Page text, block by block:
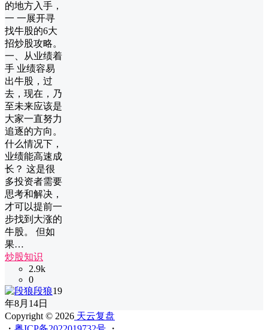
的地方入手，
一 一展开寻
找牛股的6大
招炒股攻略。
一、从业绩着
手 业绩容易
出牛股，过
去，现在，乃
至未来应该是
大家一直努力
追逐的方向。
什么情况下，
业绩能高速成
长？ 这是很
多投资者需要
思考和解决，
才可以提前一
步找到大涨的
牛股。 但如
果…
炒股知识
2.9k
0
段狼19
年8月14日
Copyright © 2026 天云复盘